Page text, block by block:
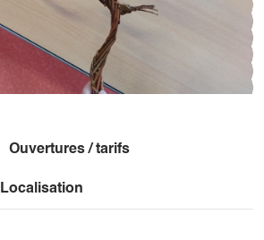
Ouvertures / tarifs
Localisation